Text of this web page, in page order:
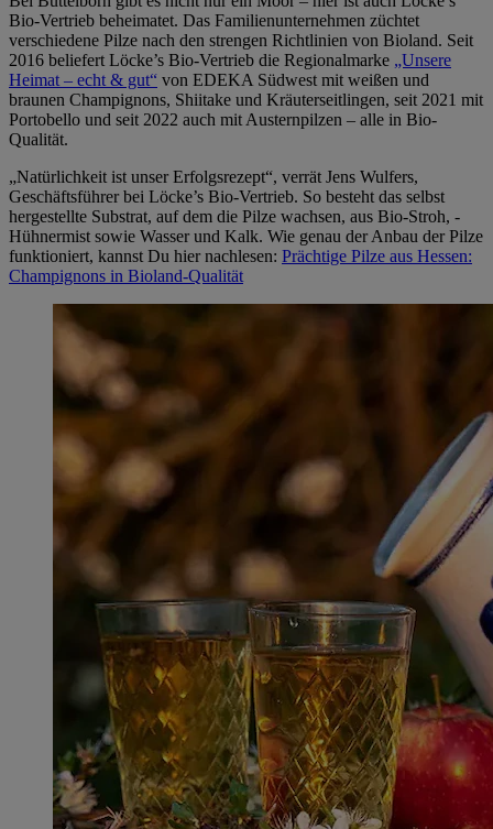
Bio-Vertrieb beheimatet. Das Familienunternehmen züchtet
verschiedene Pilze nach den strengen Richtlinien von Bioland. Seit
2016 beliefert Löcke’s Bio-Vertrieb die Regionalmarke „Unsere
Heimat – echt & gut“ von EDEKA Südwest mit weißen und
braunen Champignons, Shiitake und Kräuterseitlingen, seit 2021 mit
Portobello und seit 2022 auch mit Austernpilzen – alle in Bio-
Qualität.
„Natürlichkeit ist unser Erfolgsrezept“, verrät Jens Wulfers,
Geschäftsführer bei Löcke’s Bio-Vertrieb. So besteht das selbst
hergestellte Substrat, auf dem die Pilze wachsen, aus Bio-Stroh, -
Hühnermist sowie Wasser und Kalk. Wie genau der Anbau der Pilze
funktioniert, kannst Du hier nachlesen: Prächtige Pilze aus Hessen:
Champignons in Bioland-Qualität